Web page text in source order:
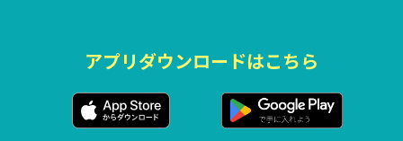
アプリダウンロードはこちら